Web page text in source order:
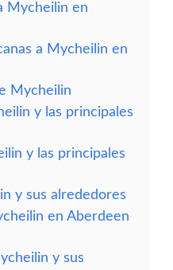
Mycheilin en
a Mycheilin en
Mycheilin
y las principales
y las principales
y sus alrededores
en Aberdeen
y sus